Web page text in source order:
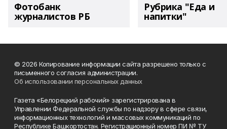
Фотобанк
журналистов РБ
Рубрика "Еда и
напитки"
© 2026 Копирование информации сайта разрешено только с
письменного согласия администрации.
Об использовании персональных данных
Газета «Белорецкий рабочий» зарегистрирована в
Управлении Федеральной службы по надзору в сфере связи,
информационных технологий и массовых коммуникаций по
Республике Башкортостан. Регистрационный номер ПИ № ТУ